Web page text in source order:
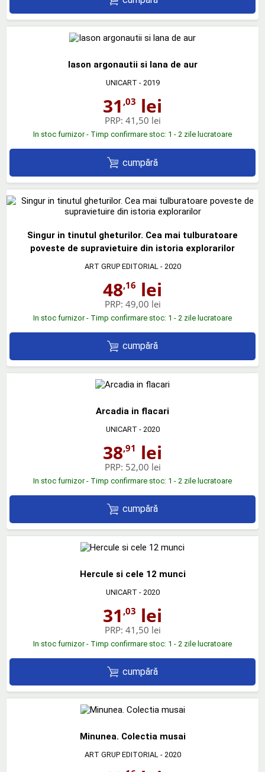
Iason argonautii si lana de aur
UNICART - 2019
31 ,03 lei
PRP: 41,50 lei
In stoc furnizor - Timp confirmare stoc: 1 - 2 zile lucratoare
cumpără
Singur in tinutul gheturilor. Cea mai tulburatoare
poveste de supravietuire din istoria explorarilor
ART GRUP EDITORIAL- 2020
48,16 lei
PRP: 49,00 lei
In stoc furnizor - Timp confirmare stoc: 1 - 2 zile lucratoare
cumpără
Arcadia in flacari
UNICART - 2020
38,91 lei
PRP: 52,00 lei
In stoc furnizor - Timp confirmare stoc: 1 - 2 zile lucratoare
cumpără
Hercule si cele 12 munci
UNICART - 2020
31 ,03 lei
PRP: 41,50 lei
In stoc furnizor - Timp confirmare stoc: 1 - 2 zile lucratoare
cumpără
Minunea. Colectia musai
ART GRUP EDITORIAL- 2020